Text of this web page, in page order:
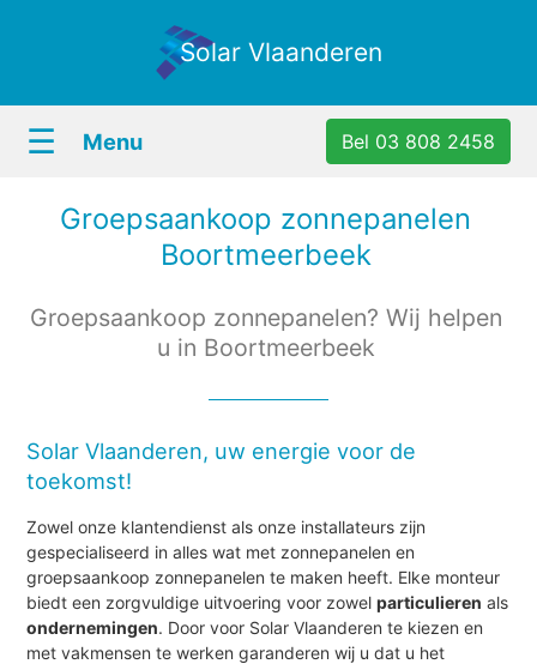
Solar Vlaanderen
☰ Menu Bel 03 808 2458
Groepsaankoop zonnepanelen
Boortmeerbeek
Groepsaankoop zonnepanelen? Wij helpen
u in Boortmeerbeek
Solar Vlaanderen, uw energie voor de
toekomst!
Zowel onze klantendienst als onze installateurs zijn
gespecialiseerd in alles wat met zonnepanelen en
groepsaankoop zonnepanelen te maken heeft. Elke monteur
biedt een zorgvuldige uitvoering voor zowelparticulieren als
ondernemingen. Door voor Solar Vlaanderen te kiezen en
met vakmensen te werken garanderen wij u dat u het